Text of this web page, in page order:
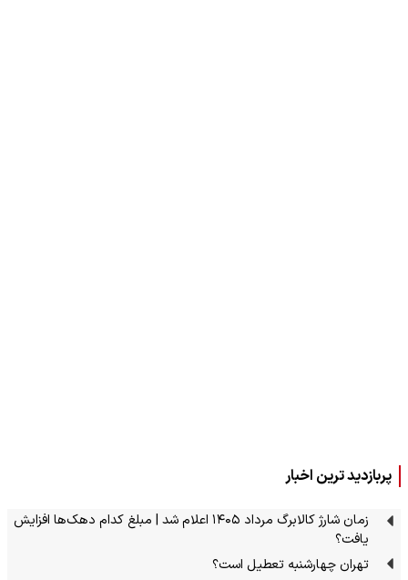
پربازدید ترین اخبار
زمان شارژ کالابرگ مرداد ۱۴۰۵ اعلام شد | مبلغ کدام دهک‌ها افزایش
یافت؟
تهران چهارشنبه تعطیل است؟